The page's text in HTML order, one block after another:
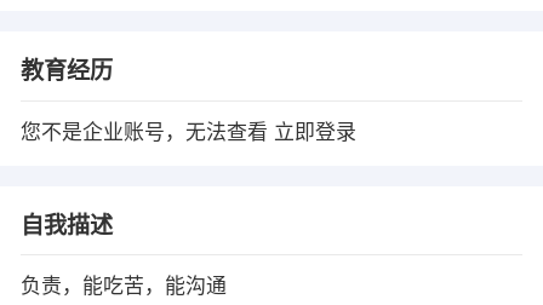
教育经历
您不是企业账号，无法查看 立即登录
自我描述
负责，能吃苦，能沟通